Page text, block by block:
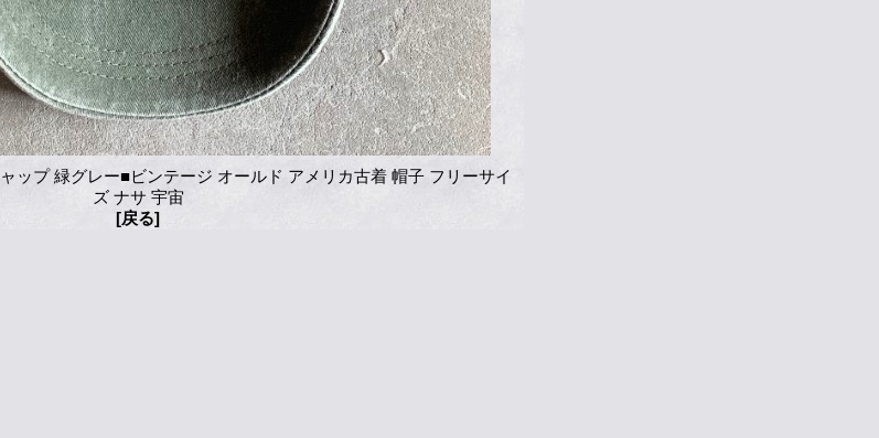
ップ 緑グレー■ビンテージ オールド アメリカ古着 帽子 フリーサイ
ズ ナサ 宇宙
[戻る]